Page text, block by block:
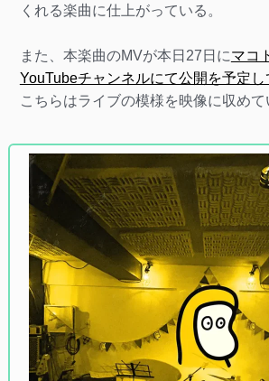
くれる楽曲に仕上がっている。
また、本楽曲のMVが本日27日にマコ
YouTubeチャンネルにて公開を予定し
こちらはライブの模様を映像に収めて